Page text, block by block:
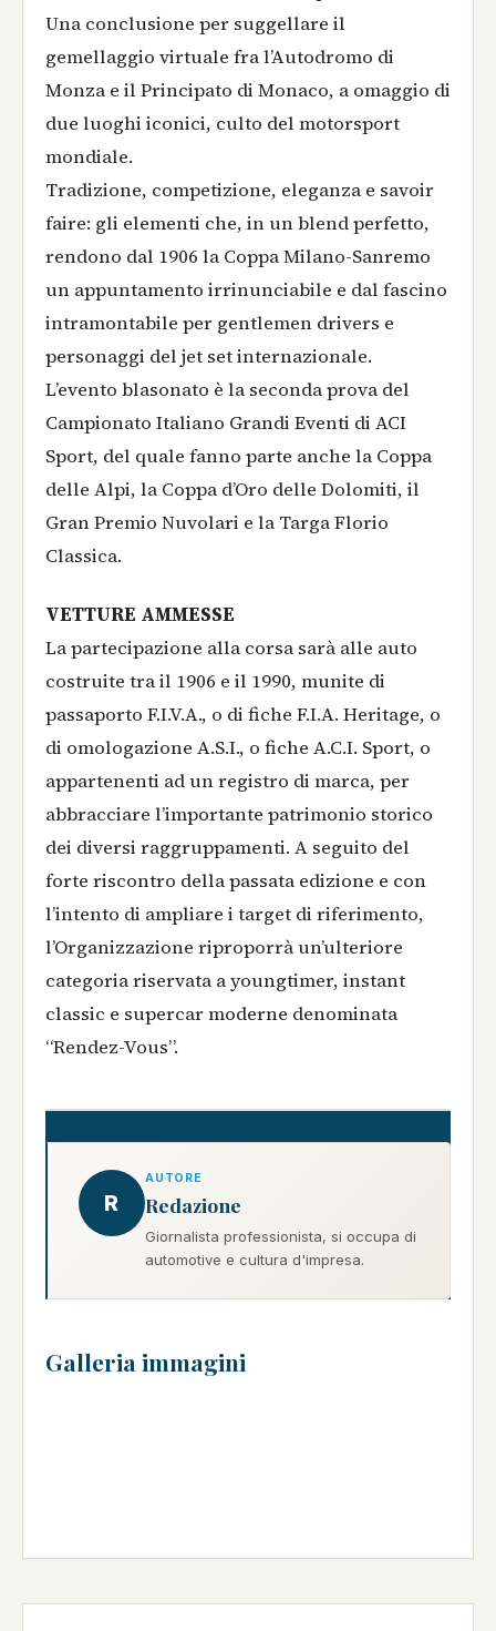
Una conclusione per suggellare il
gemellaggio virtuale fra l’Autodromo di
Monza e il Principato di Monaco, a omaggio di
due luoghi iconici, culto del motorsport
mondiale.
Tradizione, competizione, eleganza e savoir
faire: gli elementi che, in un blend perfetto,
rendono dal 1906 la Coppa Milano-Sanremo
un appuntamento irrinunciabile e dal fascino
intramontabile per gentlemen drivers e
personaggi del jet set internazionale.
L’evento blasonato è la seconda prova del
Campionato Italiano Grandi Eventi di ACI
Sport, del quale fanno parte anche la Coppa
delle Alpi, la Coppa d’Oro delle Dolomiti, il
Gran Premio Nuvolari e la Targa Florio
Classica.
VETTURE AMMESSE
La partecipazione alla corsa sarà alle auto
costruite tra il 1906 e il 1990, munite di
passaporto F.I.V.A., o di fiche F.I.A. Heritage, o
di omologazione A.S.I., o fiche A.C.I. Sport, o
appartenenti ad un registro di marca, per
abbracciare l’importante patrimonio storico
dei diversi raggruppamenti. A seguito del
forte riscontro della passata edizione e con
l’intento di ampliare i target di riferimento,
l’Organizzazione riproporrà un’ulteriore
categoria riservata a youngtimer, instant
classic e supercar moderne denominata
“Rendez-Vous”.
R
AUTORE
Redazione
Giornalista professionista, si occupa di
automotive e cultura d'impresa.
Galleria immagini